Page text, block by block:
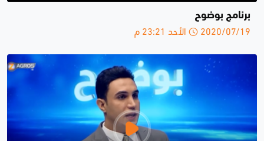
برنامج بوضوح
2020/07/19 الأحد 23:21 م